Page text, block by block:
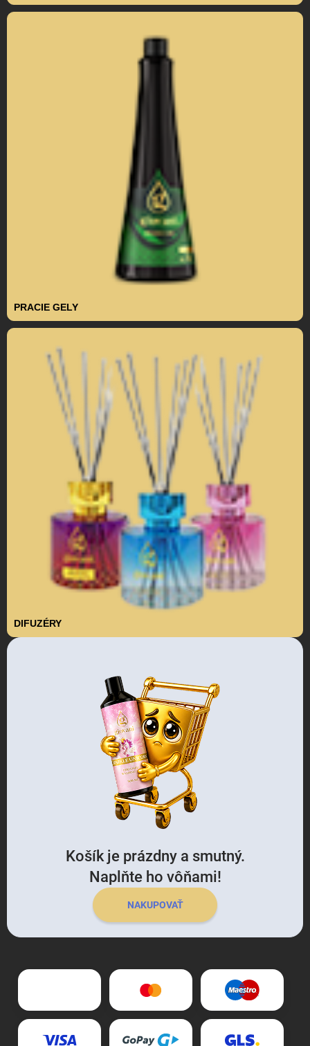
PRACIE GELY
DIFUZÉRY
Košík je prázdny a smutný.
Naplňte ho vôňami!
NAKUPOVAŤ